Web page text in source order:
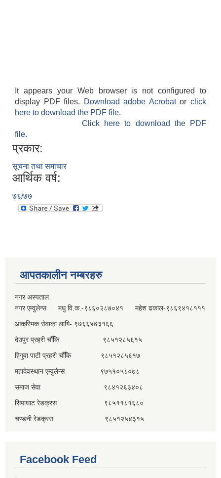
It appears your Web browser is not configured to
display PDF files.
Download adobe Acrobatorclick
here to download the PDF file.
Click here to download the PDF
file.
प्रकार:
सूचना तथा समाचार
आर्थिक वर्ष:
७६/७७
आपतकालीन नम्बरहरु
नगर अस्पताल
नगर एम्वुलेन्स मधु वि.क.-९८६०२८७०४१ महेश ढकाल-९८६९४१८१११
आकस्मिक सेवाका लागि- ९७६६४७३१६६
देउपुर प्रहरी चौँकि ९८५१२८५६१५
हिगुवा पाटी प्रहरी चौँकि ९८५१२८५६१७
महादेवस्थान एम्वुलेन्स ९७५१०५८०७८
समाज सेवा ९८४१२६३४०८
सिपाघाट रेडक्रस ९८५११८१६८०
चण्डनी रेडक्रस ९८५१२५४३१५
Facebook Feed